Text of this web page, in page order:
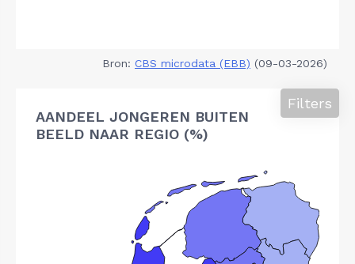
Bron: CBS microdata (EBB) (09-03-2026)
AANDEEL JONGEREN BUITEN
BEELD NAAR REGIO (%)
Filters